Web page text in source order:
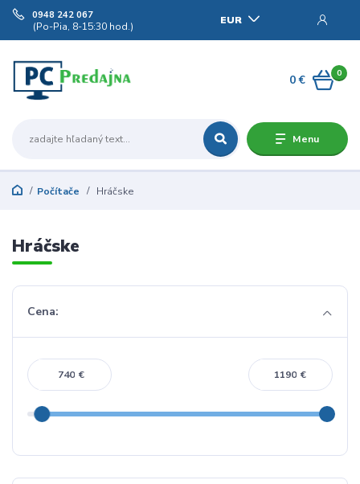
Menu
EUR
0948 242 067
(Po-Pia, 8-15:30 hod.)
0
0 €
Počítače Hráčske
Hráčske
Cena:
€ €